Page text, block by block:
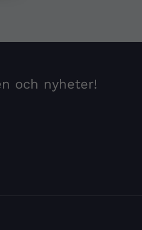
och nyheter!